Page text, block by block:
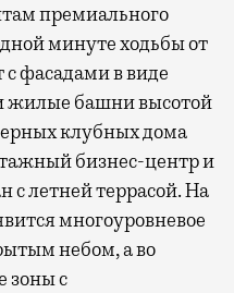
премиального
минуте ходьбы от
с фасадами в виде
жилые башни высотой
клубных дома
бизнес-центр и
с летней террасой. На
многоуровневое
небом, а во
зоны с